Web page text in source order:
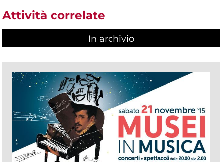
Attività correlate
In archivio